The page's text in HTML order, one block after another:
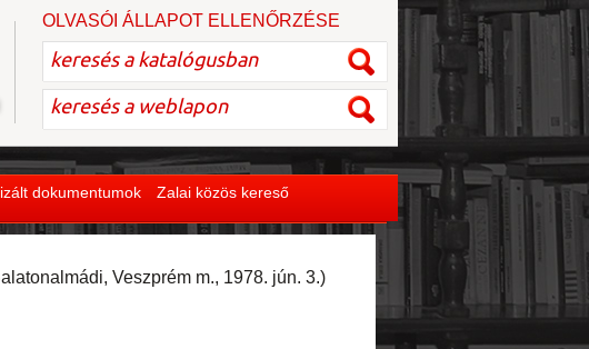
dokumentumok Zalai közös kereső
OLVASÓI ÁLLAPOT ELLENŐRZÉSE
Veszprém m., 1978. jún. 3.)